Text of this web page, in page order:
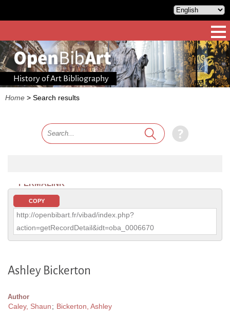
History of Art Bibliography
Home > Search results
PERMALINK
COPY
http://openbibart.fr/vibad/index.php?
action=getRecordDetail&idt=oba_0006670
Ashley Bickerton
Author
Caley, Shaun; Bickerton, Ashley